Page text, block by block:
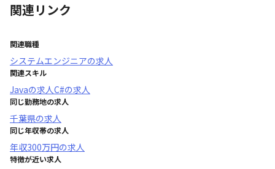
関連リンク
関連職種
システムエンジニアの求人
関連スキル
Javaの求人C#の求人
同じ勤務地の求人
千葉県の求人
同じ年収帯の求人
年収300万円の求人
特徴が近い求人